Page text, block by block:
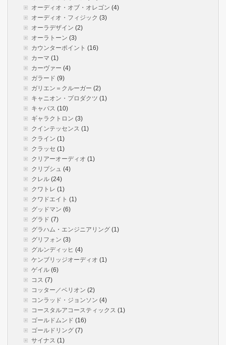
オーディオ・オブ・オレゴン (4)
オーディオ・フィジック (3)
オーラデザイン (2)
オーラトーン (3)
カウンターポイント (16)
カーマ (1)
カーヴァー (4)
ガラード (9)
ガリエン＝クルーガー (2)
キャニオン・プロダクツ (1)
キャバス (10)
ギャラクトロン (3)
クインテッセンス (1)
クライン (1)
クラッセ (1)
クリアーオーディオ (1)
クリプシュ (4)
クレル (24)
クワトレ (1)
クワドエイト (1)
グッドマン (6)
グラド (7)
グラハム・エンジニアリング (1)
グリフォン (3)
グルンディッヒ (4)
ケンブリッジオーディオ (1)
ゲイル (6)
コス (7)
コッター／ベリオン (2)
コンラッド・ジョンソン (4)
コースタルアコースティックス (1)
ゴールドムンド (16)
ゴールドリング (7)
サイナス (1)